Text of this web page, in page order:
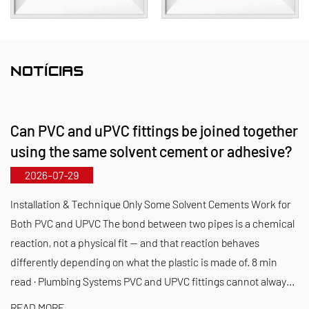
conexões se estendem até DN800, atendendo às
Guiada pelo princípio “Impulsionado pela
tecnologia, acompanhando o ritmo dos tempos”, a
Kaixin aloca quase 10 milhões de RMB anualmente
para P&D. Garantimos qualidade superior do
produto por meio de fabricação automatizada
padronizada e fornecimento rigoroso de matérias-
primas importadas. Alinhados com a nossa
estratégia de desenvolvimento internacional,
NOTÍCIAS
Can PVC and uPVC fittings be joined together
using the same solvent cement or adhesive?
2026-07-29
Installation & Technique Only Some Solvent Cements Work for
Both PVC and UPVC The bond between two pipes is a chemical
reaction, not a physical fit — and that reaction behaves
differently depending on what the plastic is made of. 8 min
read · Plumbing Systems PVC and UPVC fittings cannot alway...